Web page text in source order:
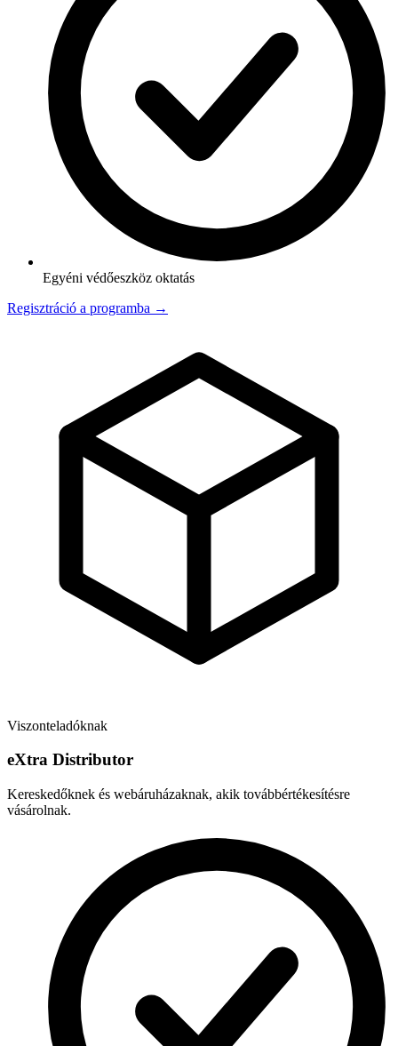
Egyéni védőeszköz oktatás
Regisztráció a programba →
Viszonteladóknak
eXtra Distributor
Kereskedőknek és webáruházaknak, akik továbbértékesítésre
vásárolnak.